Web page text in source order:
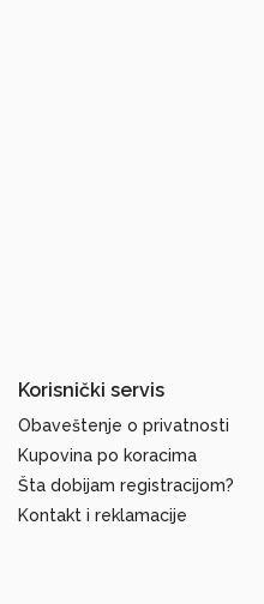
Korisnički servis
Obaveštenje o privatnosti
Kupovina po koracima
Šta dobijam registracijom?
Kontakt i reklamacije